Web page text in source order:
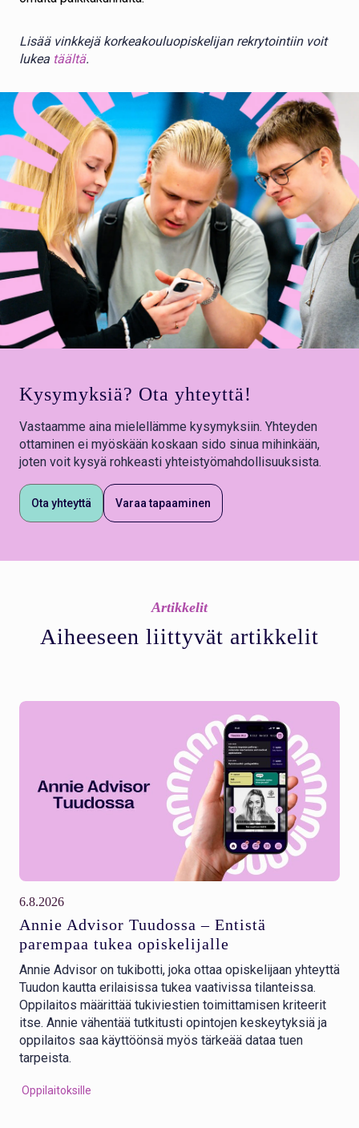
Lisää vinkkejä korkeakouluopiskelijan rekrytointiin voit
lukea täältä.
Kysymyksiä? Ota yhteyttä!
Vastaamme aina mielellämme kysymyksiin. Yhteyden
ottaminen ei myöskään koskaan sido sinua mihinkään,
joten voit kysyä rohkeasti yhteistyömahdollisuuksista.
Ota yhteyttä Varaa tapaaminen
Artikkelit
Aiheeseen liittyvät artikkelit
Annie Advisor Tuudossa – Entistä
parempaa tukea opiskelijalle
6.8.2026
Annie Advisor on tukibotti, joka ottaa opiskelijaan yhteyttä
Tuudon kautta erilaisissa tukea vaativissa tilanteissa.
Oppilaitos määrittää tukiviestien toimittamisen kriteerit
itse. Annie vähentää tutkitusti opintojen keskeytyksiä ja
oppilaitos saa käyttöönsä myös tärkeää dataa tuen
tarpeista.
Oppilaitoksille